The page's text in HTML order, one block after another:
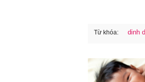
Từ khóa: dinh